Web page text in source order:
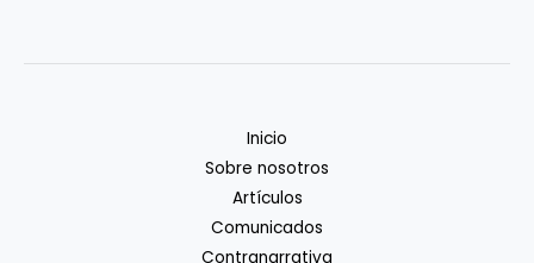
Inicio
Sobre nosotros
Artículos
Comunicados
Contranarrativa